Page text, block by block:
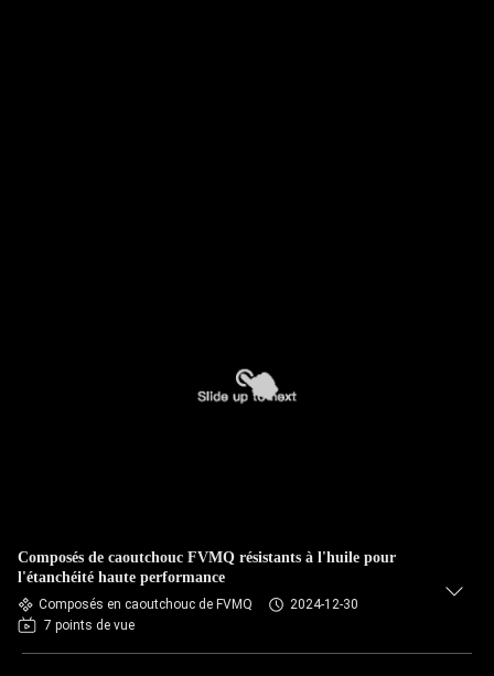
Composés de caoutchouc FVMQ résistants à l'huile pour
l'étanchéité haute performance
Composés en caoutchouc de FVMQ
2024-12-30
7 points de vue